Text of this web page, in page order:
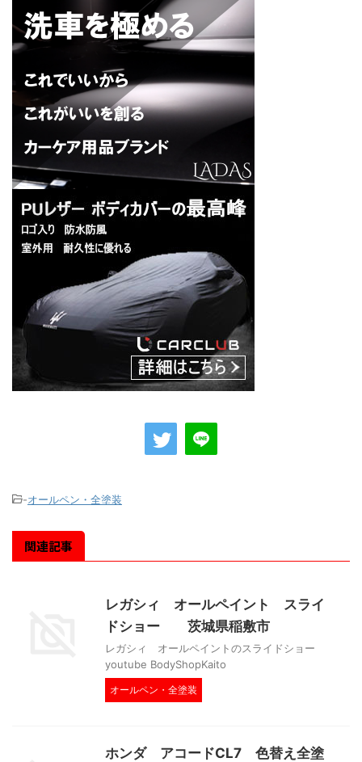
-オールペン・全塗装
関連記事
レガシィ オールペイント スライ
ドショー 茨城県稲敷市
レガシィ オールペイントのスライドショー
youtube BodyShopKaito
オールペン・全塗装
ホンダ アコードCL7 色替え全塗